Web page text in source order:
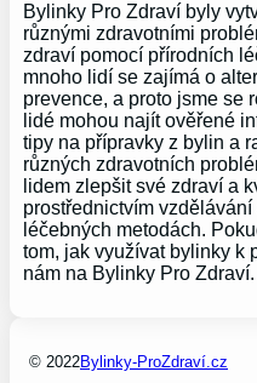
Bylinky Pro Zdraví byly
různými zdravotními
zdraví pomocí přírodních
mnoho lidí se zajímá o
prevence, a proto jsme se
lidé mohou najít ověřené
tipy na přípravky z bylin a
různých zdravotních
lidem zlepšit své zdraví a
prostřednictvím
léčebných metodách.
tom, jak využívat bylinky k
nám na Bylinky Pro Zdraví.
© 2022Bylinky-ProZdraví.cz